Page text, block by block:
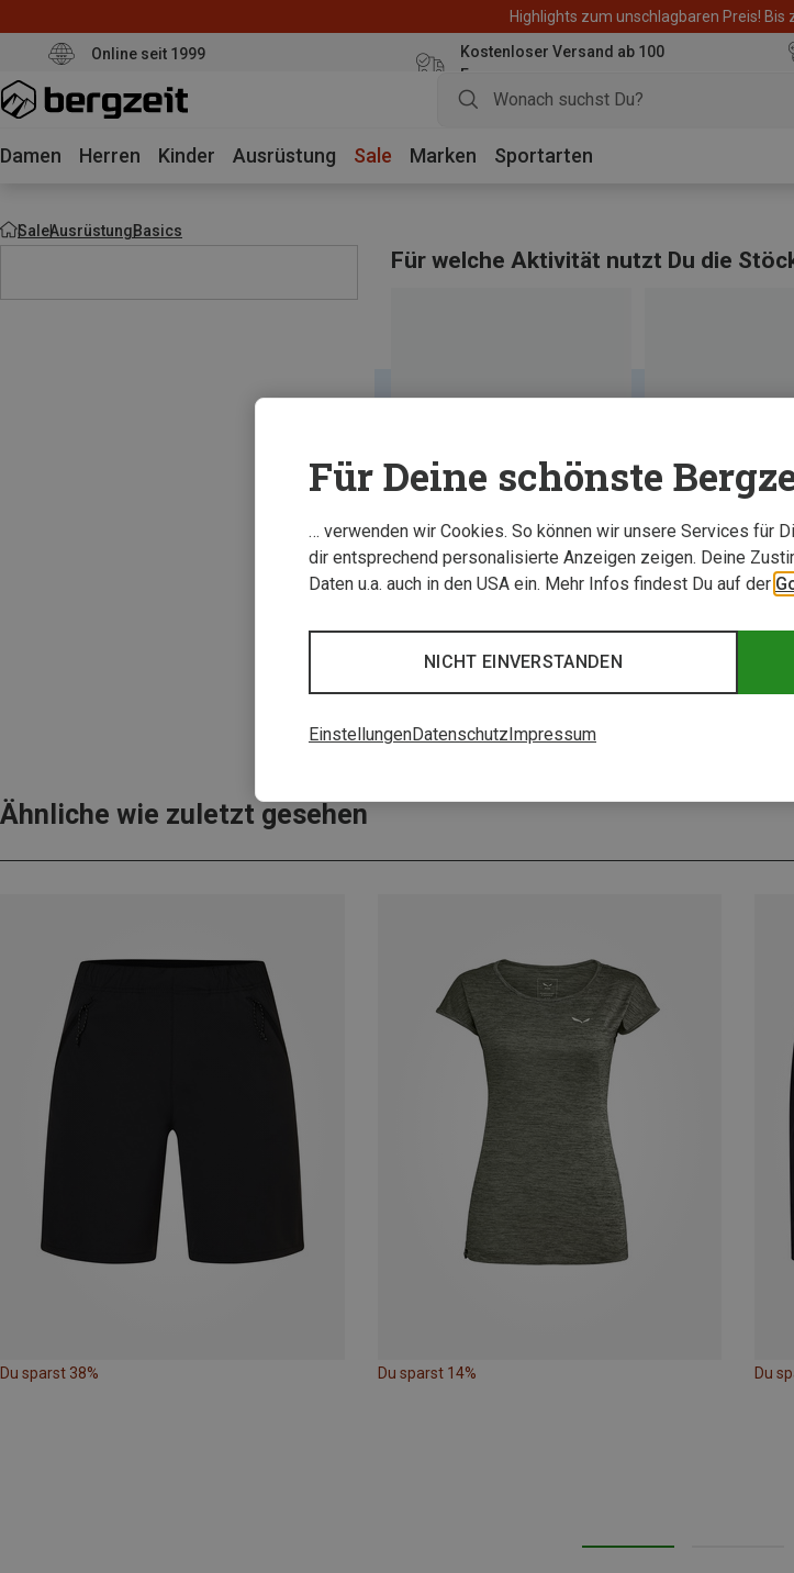
Highlights zum unschlagbaren Preis! Bis
Online seit 1999
Kostenloser Versand ab 100
Euro
Damen Herren Kinder Ausrüstung Sale Marken Sportarten
SaleAusrüstungBasics
Für welche Aktivität nutzt Du die
Ähnliche wie zuletzt gesehen
Du sparst 38% Du sparst 14% Du
Für Deine schönste
… verwenden wir Cookies. So können wir unsere Services für
dir entsprechend personalisierte Anzeigen zeigen. Deine
Daten u.a. auch in den USA ein. Mehr Infos findest Du auf der
NICHT EINVERSTANDEN
EinstellungenDatenschutzImpressum